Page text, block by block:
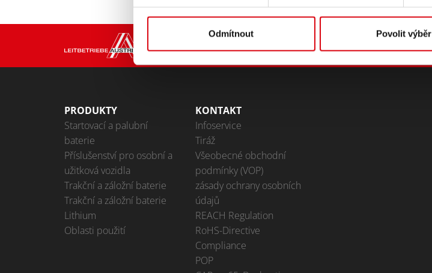
Odmítnout Povolit výběr
PRODUKTY
Startovací a palubní
baterie
Příslušenství pro osobní a
užitková vozidla
Trakční a záložní baterie
Trakční a záložní baterie
Lithium
Oblasti použití
KONTAKT
Infoservice
Tiráž
Všeobecné obchodní
podmínky (VOP)
zásady ochrany osobních
údajů
REACH Regulation
RoHS-Directive
Compliance
POP